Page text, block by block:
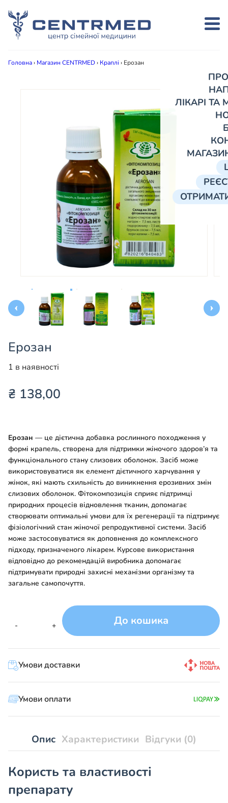
ЛІКАРІ
Головна› Магазин CENTRMED› Краплі › Ерозан
Ерозан
1 в наявності
₴ 138,00
Ерозан — це дієтична добавка рослинного походження у
формі крапель, створена для підтримки жіночого здоров’я та
функціонального стану слизових оболонок. Засіб може
використовуватися як елемент дієтичного харчування у
жінок, які мають схильність до виникнення ерозивних змін
слизових оболонок. Фітокомпозиція сприяє підтримці
природних процесів відновлення тканин, допомагає
створювати оптимальні умови для їх регенерації та підтримує
фізіологічний стан жіночої репродуктивної системи. Засіб
може застосовуватися як доповнення до комплексного
підходу, призначеного лікарем. Курсове використання
відповідно до рекомендацій виробника допомагає
підтримувати природні захисні механізми організму та
загальне самопочуття.
-
Ерозан
+ До кошика
Умови доставки
Умови оплати
Опис Характеристики Відгуки (0)
Користь та властивості
препарату